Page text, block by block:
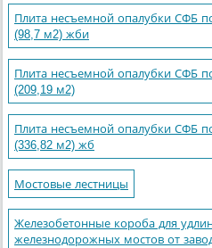
Плита несъемной опалубки СФБ
(98,7 м2) жби
Плита несъемной опалубки СФБ
(209,19 м2)
Плита несъемной опалубки СФБ
(336,82 м2) жб
Мостовые лестницы
Железобетонные короба для
железнодорожных мостов от